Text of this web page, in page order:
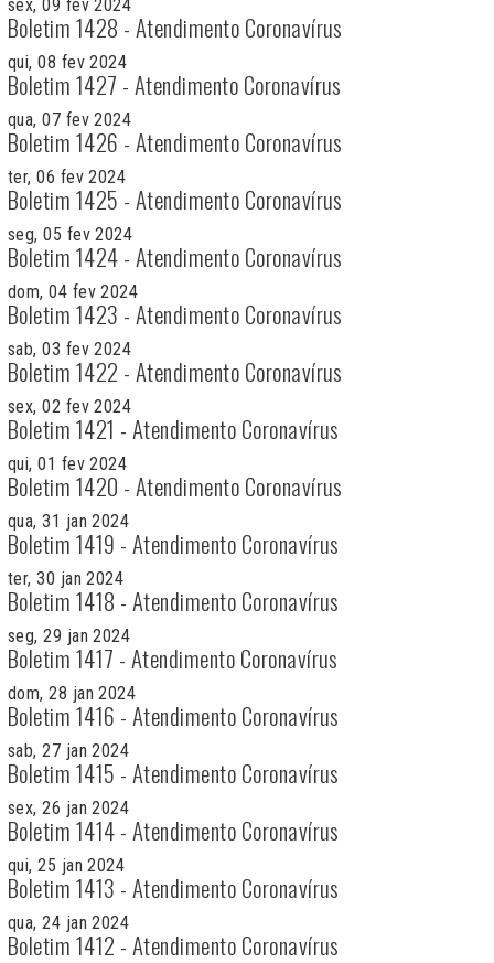
sex, 09 fev 2024
Boletim 1428 - Atendimento Coronavírus
qui, 08 fev 2024
Boletim 1427 - Atendimento Coronavírus
qua, 07 fev 2024
Boletim 1426 - Atendimento Coronavírus
ter, 06 fev 2024
Boletim 1425 - Atendimento Coronavírus
seg, 05 fev 2024
Boletim 1424 - Atendimento Coronavírus
dom, 04 fev 2024
Boletim 1423 - Atendimento Coronavírus
sab, 03 fev 2024
Boletim 1422 - Atendimento Coronavírus
sex, 02 fev 2024
Boletim 1421 - Atendimento Coronavírus
qui, 01 fev 2024
Boletim 1420 - Atendimento Coronavírus
qua, 31 jan 2024
Boletim 1419 - Atendimento Coronavírus
ter, 30 jan 2024
Boletim 1418 - Atendimento Coronavírus
seg, 29 jan 2024
Boletim 1417 - Atendimento Coronavírus
dom, 28 jan 2024
Boletim 1416 - Atendimento Coronavírus
sab, 27 jan 2024
Boletim 1415 - Atendimento Coronavírus
sex, 26 jan 2024
Boletim 1414 - Atendimento Coronavírus
qui, 25 jan 2024
Boletim 1413 - Atendimento Coronavírus
qua, 24 jan 2024
Boletim 1412 - Atendimento Coronavírus